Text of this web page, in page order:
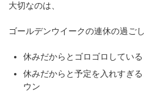
大切なのは、
ゴールデンウイークの連休の過ご
休みだからとゴロゴロしてい
休みだからと予定を入れすぎ
ウン